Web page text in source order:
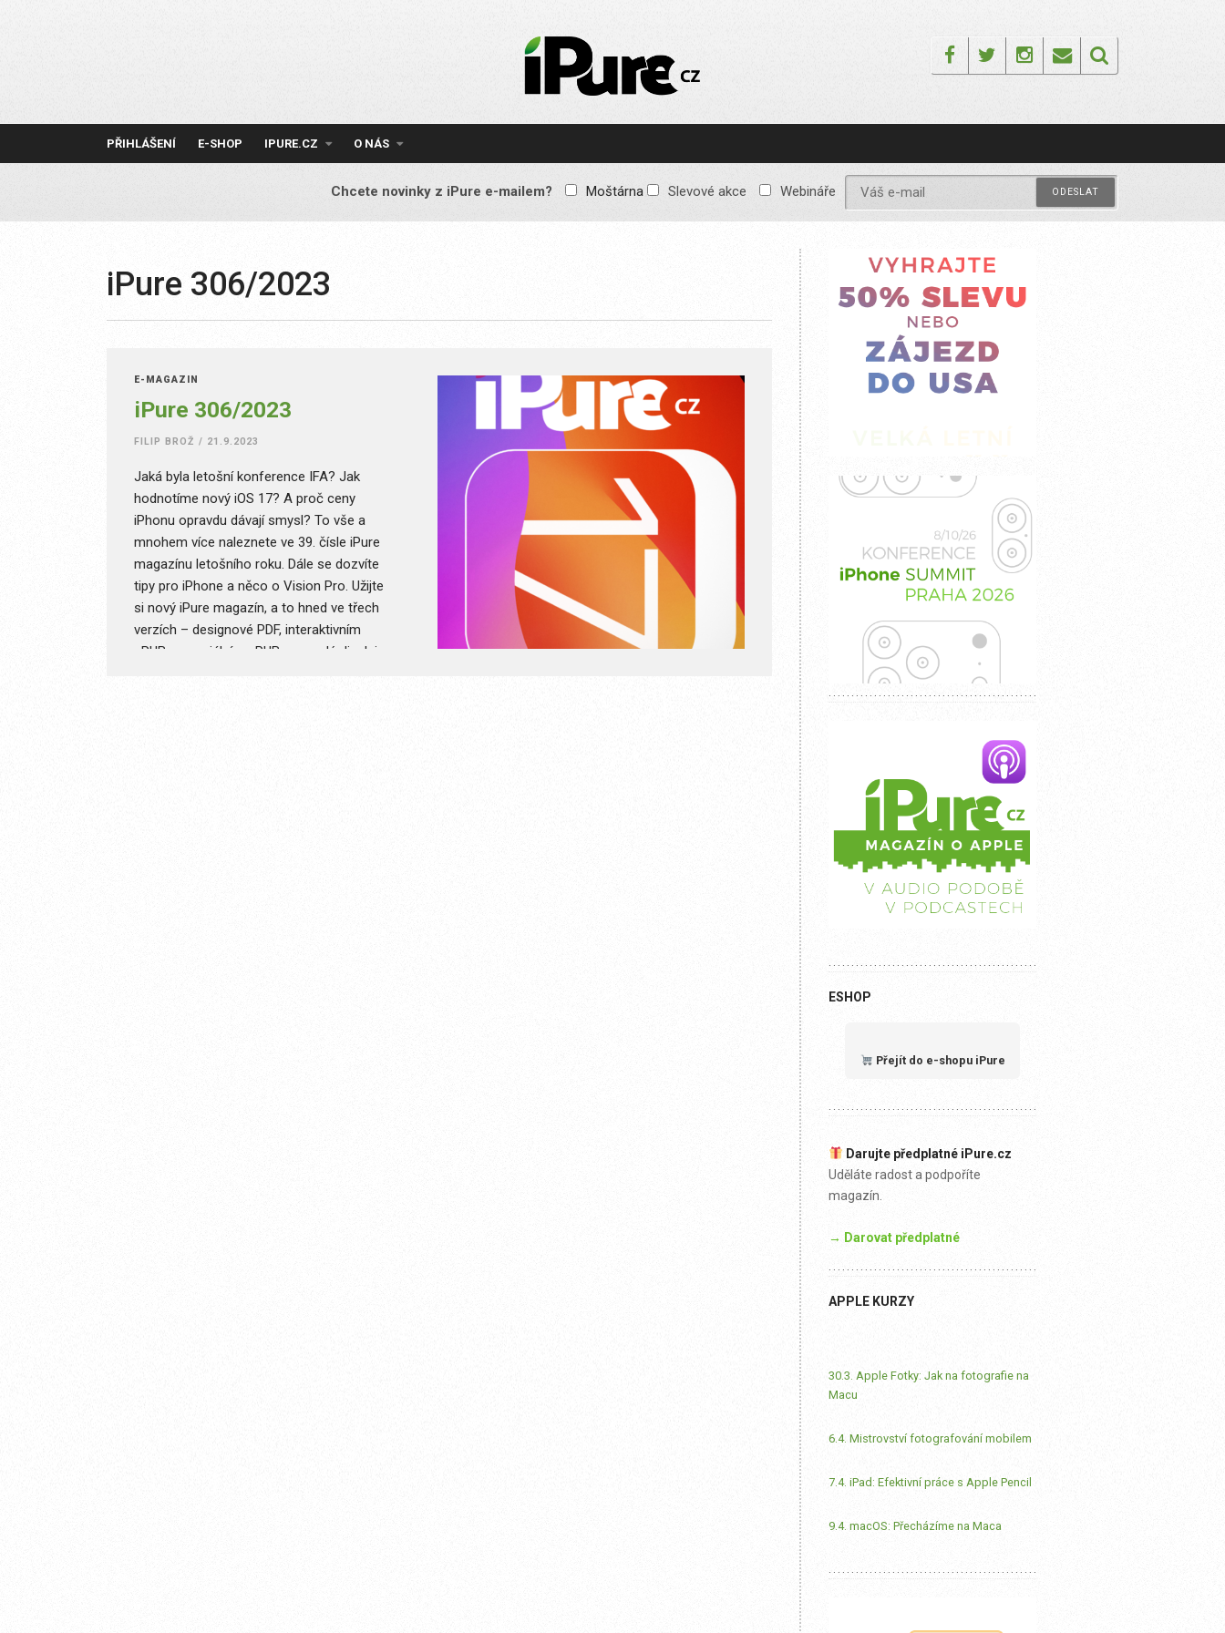
IPURE.CZ
Prémiový Apple e-
reklamy, žádné
obsah pro všechny
FacebookTwitterInstagram
Email
PŘIHLÁŠENÍ E-SHOP IPURE.CZ O NÁS
Chcete novinky z iPure e-mailem? Moštárna Slevové akce Webináře
iPure 306/2023
E-MAGAZÍN
iPure 306/2023
FILIP BROŽ / 21.9.2023
Jaká byla letošní konference IFA? Jak
hodnotíme nový iOS 17? A proč ceny
iPhonu opravdu dávají smysl? To vše a
mnohem více naleznete ve 39. čísle iPure
magazínu letošního roku. Dále se dozvíte
tipy pro iPhone a něco o Vision Pro. Užijte
si nový iPure magazín, a to hned ve třech
verzích – designové PDF, interaktivním
ePUB a speciálním ePUB pro malé displeje.
ESHOP
Přejít do e-shopu iPure
Darujte předplatné iPure.cz
Uděláte radost a podpoříte
magazín.
→ Darovat předplatné
APPLE KURZY
30.3. Apple Fotky: Jak na fotografie na
Macu
6.4. Mistrovství fotografování mobilem
7.4. iPad: Efektivní práce s Apple Pencil
9.4. macOS: Přecházíme na Maca